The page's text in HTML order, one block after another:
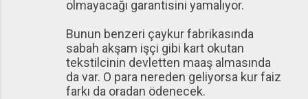
olmayacağı garantisini yamalıyor.
Bunun benzeri çaykur fabrikasında
sabah akşam işçi gibi kart okutan
tekstilcinin devletten maaş almasında
da var. O para nereden geliyorsa kur faiz
farkı da oradan ödenecek.